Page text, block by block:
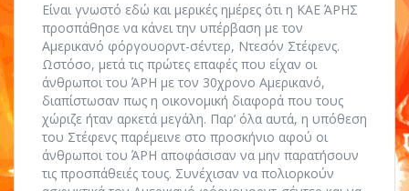
Είναι γνωστό εδώ και μερικές ημέρες ότι η ΚΑΕ ΆΡΗΣ
προσπάθησε να κάνει την υπέρβαση με τον
Αμερικανό φόργουορντ-σέντερ, Ντεσόν Στέφενς.
Ωστόσο, μετά τις πρώτες επαφές που είχαν οι
άνθρωποι του ΆΡΗ με τον 30χρονο Αμερικανό,
διαπίστωσαν πως η οικονομική διαφορά που τους
χώριζε ήταν αρκετά μεγάλη. Παρ’ όλα αυτά, η υπόθεση
του Στέφενς παρέμεινε στο προσκήνιο αφού οι
άνθρωποι του ΆΡΗ αποφάσισαν να μην παρατήσουν
τις προσπάθειές τους. Συνέχισαν να πολιορκούν